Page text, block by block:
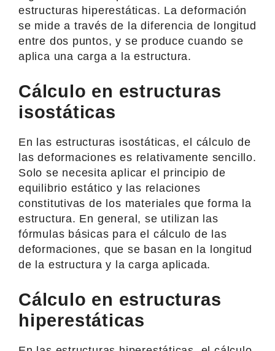
estructuras hiperestáticas. La deformación
se mide a través de la diferencia de longitud
entre dos puntos, y se produce cuando se
aplica una carga a la estructura.
Cálculo en estructuras
isostáticas
En las estructuras isostáticas, el cálculo de
las deformaciones es relativamente sencillo.
Solo se necesita aplicar el principio de
equilibrio estático y las relaciones
constitutivas de los materiales que forma la
estructura. En general, se utilizan las
fórmulas básicas para el cálculo de las
deformaciones, que se basan en la longitud
de la estructura y la carga aplicada.
Cálculo en estructuras
hiperestáticas